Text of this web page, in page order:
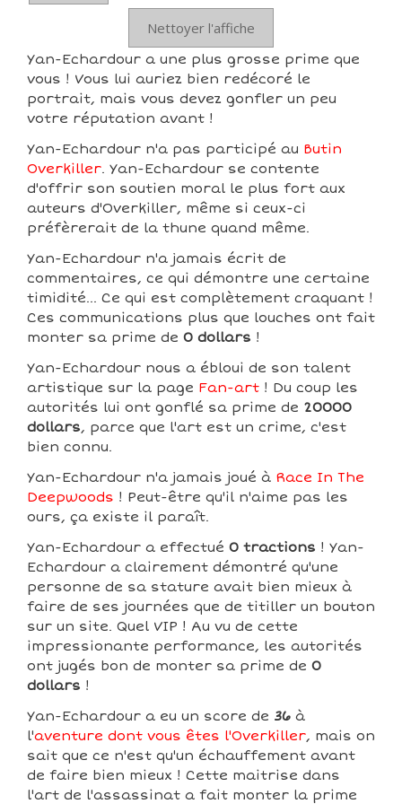
Nettoyer l'affiche
Yan-Echardour a une plus grosse prime que
vous ! Vous lui auriez bien redécoré le
portrait, mais vous devez gonfler un peu
votre réputation avant !
Yan-Echardour n'a pas participé au Butin
Overkiller. Yan-Echardour se contente
d'offrir son soutien moral le plus fort aux
auteurs d'Overkiller, même si ceux-ci
préfèrerait de la thune quand même.
Yan-Echardour n'a jamais écrit de
commentaires, ce qui démontre une certaine
timidité... Ce qui est complètement craquant !
Ces communications plus que louches ont fait
monter sa prime de 0 dollars !
Yan-Echardour nous a ébloui de son talent
artistique sur la page Fan-art ! Du coup les
autorités lui ont gonflé sa prime de 20000
dollars, parce que l'art est un crime, c'est
bien connu.
Yan-Echardour n'a jamais joué à Race In The
Deepwoods ! Peut-être qu'il n'aime pas les
ours, ça existe il paraît.
Yan-Echardour a effectué 0 tractions ! Yan-
Echardour a clairement démontré qu'une
personne de sa stature avait bien mieux à
faire de ses journées que de titiller un bouton
sur un site. Quel VIP ! Au vu de cette
impressionante performance, les autorités
ont jugés bon de monter sa prime de 0
dollars !
Yan-Echardour a eu un score de 36 à
l'aventure dont vous êtes l'Overkiller, mais on
sait que ce n'est qu'un échauffement avant
de faire bien mieux ! Cette maitrise dans
l'art de l'assassinat a fait monter la prime